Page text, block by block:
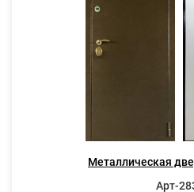
Металлическая
Арт-